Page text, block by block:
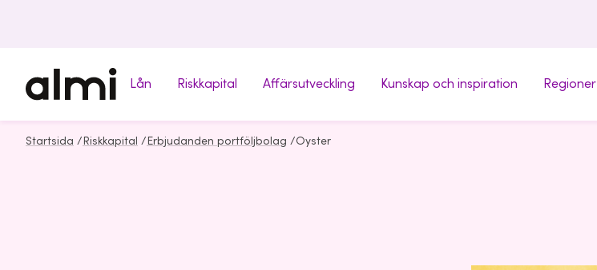
Lån Riskkapital Affärsutveckling Kunskap och inspiration Regioner
Startsida / Riskkapital / Erbjudanden portföljbolag /Oyster